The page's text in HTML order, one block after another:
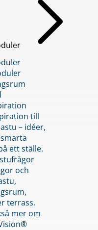
till
– idéer,
ett ställe.
och
terrass.
mer om